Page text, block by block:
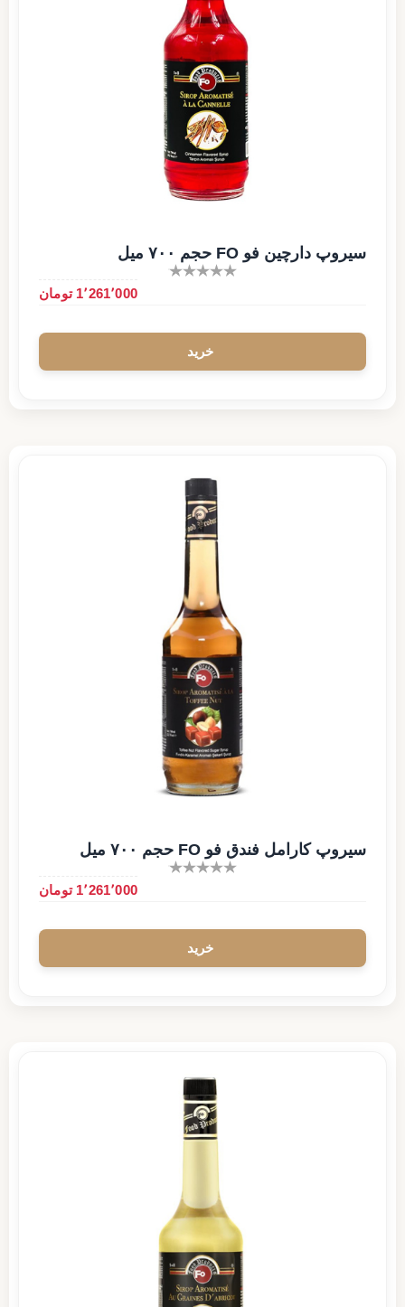
سیروپ دارچین فو FO حجم ۷۰۰ میل
1٬261٬000 تومان
سیروپ کارامل فندق فو FO حجم ۷۰۰ میل
1٬261٬000 تومان